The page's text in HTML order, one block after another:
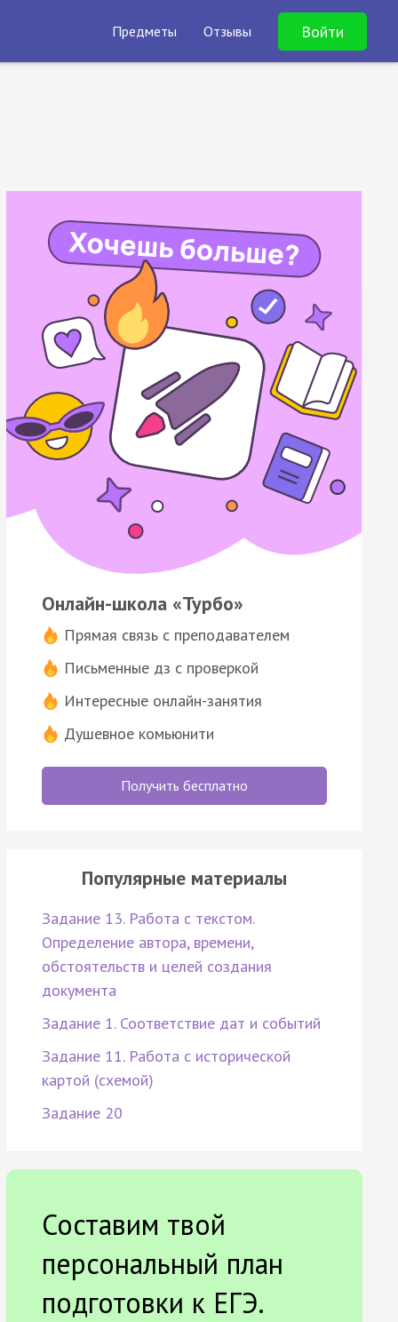
Предметы Отзывы Войти
Онлайн-школа «Турбо»
Прямая связь с преподавателем
Письменные дз с проверкой
Интересные онлайн-занятия
Душевное комьюнити
Получить бесплатно
Популярные материалы
Задание 13. Работа с текстом.
Определение автора, времени,
обстоятельств и целей создания
документа
Задание 1. Соответствие дат и событий
Задание 11. Работа с исторической
картой (схемой)
Задание 20
Составим твой
персональный план
подготовки к ЕГЭ.